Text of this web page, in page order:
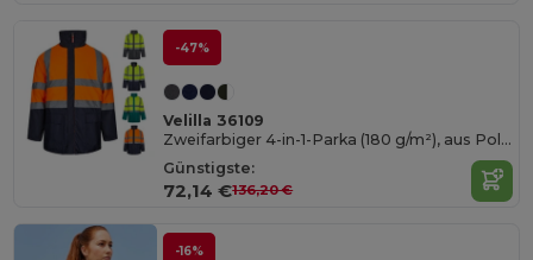
-47%
Velilla 36109
Zweifarbiger 4-in-1-Parka (180 g/m²), aus Polyester (100%) mit PU-Beschichtung
Günstigste:
72,14 €136,20 €
-16%